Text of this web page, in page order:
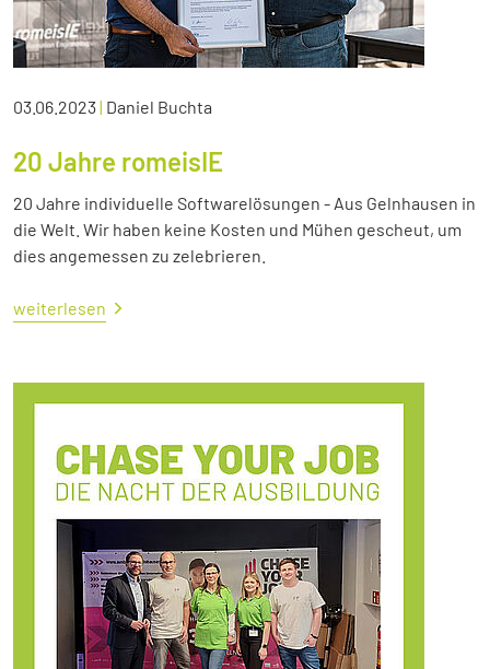
03.06.2023| Daniel Buchta
20 Jahre romeisIE
20 Jahre individuelle Softwarelösungen - Aus Gelnhausen in
die Welt. Wir haben keine Kosten und Mühen gescheut, um
dies angemessen zu zelebrieren.
weiterlesen